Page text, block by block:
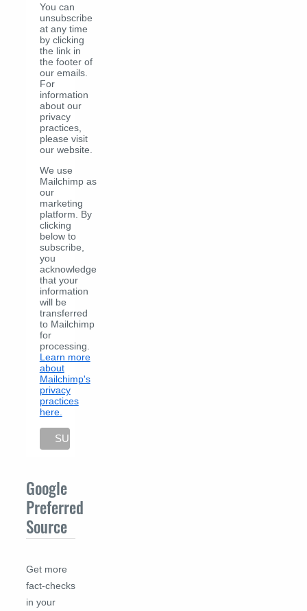
You can
unsubscribe
at any time
by clicking
the link in
the footer of
our emails.
For
information
about our
privacy
practices,
please visit
our website.
We use
Mailchimp as
our
marketing
platform. By
clicking
below to
subscribe,
you
acknowledge
that your
information
will be
transferred
to Mailchimp
for
processing.
Learn more
about
Mailchimp's
privacy
practices
here.
Google
Preferred
Source
Get more
fact-checks
in your